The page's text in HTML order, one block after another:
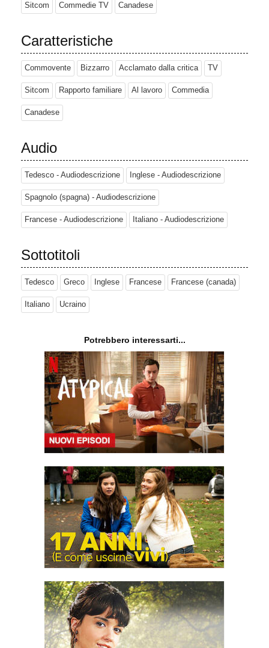
Sitcom Commedie TV Canadese
Caratteristiche
Commovente Bizzarro Acclamato dalla critica TV
Sitcom Rapporto familiare Al lavoro Commedia
Canadese
Audio
Tedesco - Audiodescrizione Inglese - Audiodescrizione
Spagnolo (spagna) - Audiodescrizione
Francese - Audiodescrizione Italiano - Audiodescrizione
Sottotitoli
Tedesco Greco Inglese Francese Francese (canada)
Italiano Ucraino
Potrebbero interessarti...